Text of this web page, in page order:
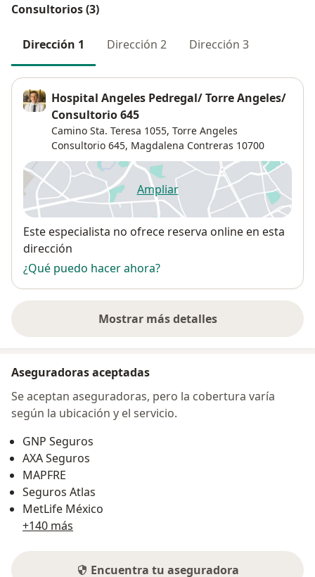
Consultorios (3)
Dirección 1 Dirección 2 Dirección 3
Hospital Angeles Pedregal/ Torre Angeles/
Consultorio 645
Camino Sta. Teresa 1055, Torre Angeles
Consultorio 645, Magdalena Contreras 10700
Ampliarse abre en una nueva
Disponibilidad
Este especialista no ofrece reserva online en esta
dirección
¿Qué puedo hacer ahora?
Mostrar más detalles
sobre la dirección
Aseguradoras aceptadas
Se aceptan aseguradoras, pero la cobertura varía
según la ubicación y el servicio.
GNP Seguros
AXA Seguros
MAPFRE
Seguros Atlas
MetLife México
+140 más
Encuentra tu aseguradora